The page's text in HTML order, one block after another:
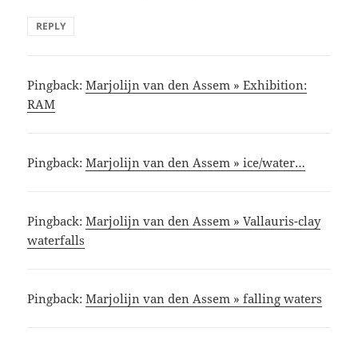
REPLY
Pingback:Marjolijn van den Assem » Exhibition:
RAM
Pingback:Marjolijn van den Assem » ice/water…
Pingback:Marjolijn van den Assem » Vallauris-clay
waterfalls
Pingback:Marjolijn van den Assem » falling waters